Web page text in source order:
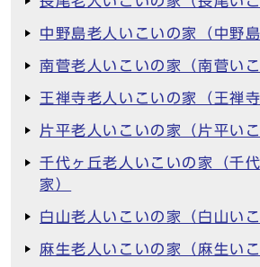
中野島老人いこいの家（中野
南菅老人いこいの家（南菅いこ
王禅寺老人いこいの家（王禅
片平老人いこいの家（片平いこ
千代ヶ丘老人いこいの家（千
家）
白山老人いこいの家（白山いこ
麻生老人いこいの家（麻生いこ